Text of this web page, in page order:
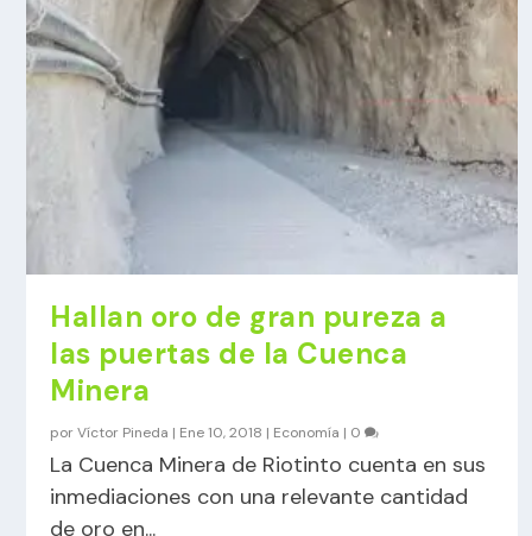
Hallan oro de gran pureza a
las puertas de la Cuenca
Minera
porVíctor Pineda | Ene 10, 2018 | Economía | 0
La Cuenca Minera de Riotinto cuenta en sus
inmediaciones con una relevante cantidad
de oro en...